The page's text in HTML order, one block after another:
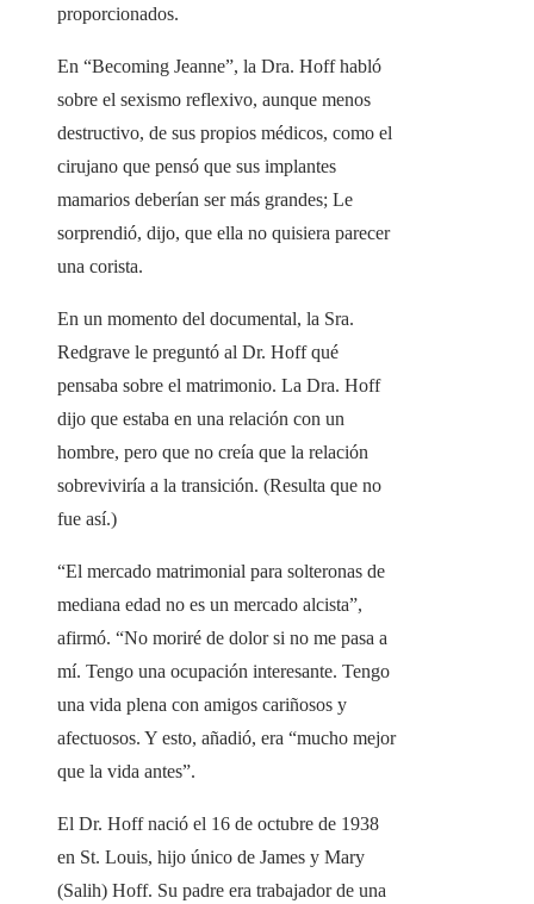
proporcionados.
En “Becoming Jeanne”, la Dra. Hoff habló
sobre el sexismo reflexivo, aunque menos
destructivo, de sus propios médicos, como el
cirujano que pensó que sus implantes
mamarios deberían ser más grandes; Le
sorprendió, dijo, que ella no quisiera parecer
una corista.
En un momento del documental, la Sra.
Redgrave le preguntó al Dr. Hoff qué
pensaba sobre el matrimonio. La Dra. Hoff
dijo que estaba en una relación con un
hombre, pero que no creía que la relación
sobreviviría a la transición. (Resulta que no
fue así.)
“El mercado matrimonial para solteronas de
mediana edad no es un mercado alcista”,
afirmó. “No moriré de dolor si no me pasa a
mí. Tengo una ocupación interesante. Tengo
una vida plena con amigos cariñosos y
afectuosos. Y esto, añadió, era “mucho mejor
que la vida antes”.
El Dr. Hoff nació el 16 de octubre de 1938
en St. Louis, hijo único de James y Mary
(Salih) Hoff. Su padre era trabajador de una